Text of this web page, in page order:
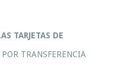
TARJETAS DE
TRANSFERENCIA